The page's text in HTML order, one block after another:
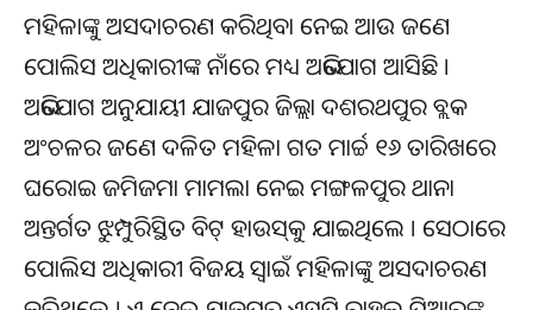
ମହିଳାଙ୍କୁ ଅସଦାଚରଣ କରିଥିବା ନେଇ ଆଉ ଜଣେ
ପୋଲିସ ଅଧିକାରୀଙ୍କ ନାଁରେ ମଧ୍ୟ ଅଭିଯୋଗ ଆସିଛି ।
ଅଭିଯୋଗ ଅନୁଯାୟୀ ଯାଜପୁର ଜିଲ୍ଲା ଦଶରଥପୁର ବ୍ଲକ
ଅଂଚଳର ଜଣେ ଦଳିତ ମହିଳା ଗତ ମାର୍ଚ୍ଚ ୧୬ ତାରିଖରେ
ଘରୋଇ ଜମିଜମା ମାମଲା ନେଇ ମଙ୍ଗଳପୁର ଥାନା
ଅନ୍ତର୍ଗତ ଝୁମ୍ପୁରିସ୍ଥିତ ବିଟ୍ ହାଉସ୍‌କୁ ଯାଇଥିଲେ । ସେଠାରେ
ପୋଲିସ ଅଧିକାରୀ ବିଜୟ ସ୍ୱାଇଁ ମହିଳାଙ୍କୁ ଅସଦାଚରଣ